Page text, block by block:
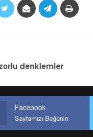
zorlu denklemler
Facebook
Sayfamızı Beğenin